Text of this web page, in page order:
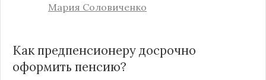
Мария Соловиченко
Как предпенсионеру досрочно
оформить пенсию?